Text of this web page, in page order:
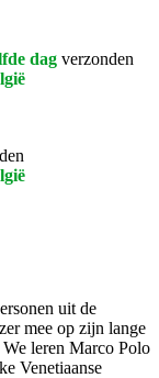
dag verzonden
uit de
mee op zijn lange
leren Marco Polo
Venetiaanse